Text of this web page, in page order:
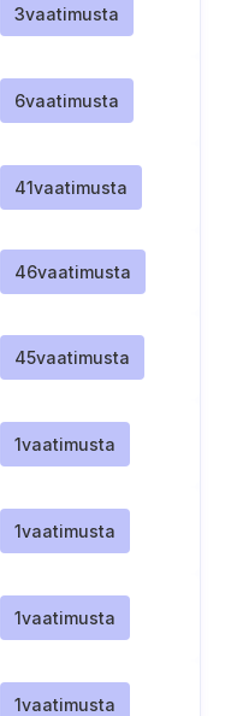
3vaatimusta
6vaatimusta
41vaatimusta
46vaatimusta
45vaatimusta
1vaatimusta
1vaatimusta
1vaatimusta
1vaatimusta